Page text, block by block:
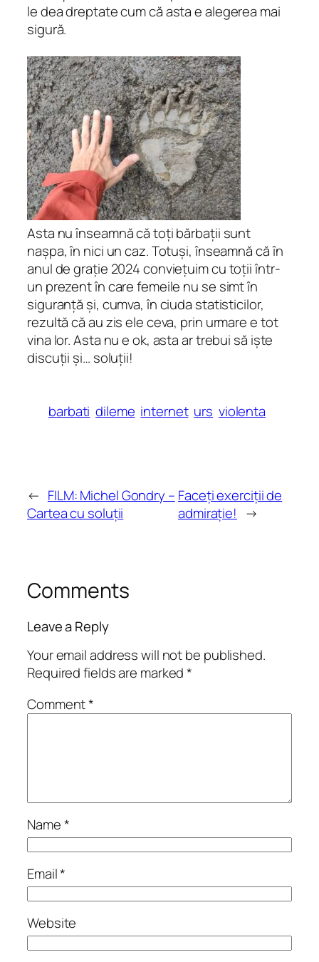
le dea dreptate cum că asta e alegerea mai
sigură.
Asta nu înseamnă că toți bărbații sunt
nașpa, în nici un caz. Totuși, înseamnă că în
anul de grație 2024 conviețuim cu toții într-
un prezent în care femeile nu se simt în
siguranță și, cumva, în ciuda statisticilor,
rezultă că au zis ele ceva, prin urmare e tot
vina lor. Asta nu e ok, asta ar trebui să iște
discuții și… soluții!
barbati dileme internet urs violenta
← FILM: Michel Gondry –
Cartea cu soluții
Faceți exerciții de
admirație! →
Comments
Leave a Reply
Your email address will not be published.
Required fields are marked*
Comment*
Name*
Email*
Website